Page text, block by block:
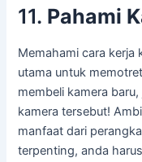
11. Pahami
Memahami cara kerja
utama untuk
membeli kamera
kamera tersebut!
manfaat dari
terpenting, anda